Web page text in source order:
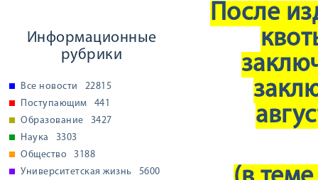
Информационные
рубрики
Все новости
22815
Поступающим
441
Образование
3427
Наука
3303
Общество
3188
Университетская жизнь
5600
После